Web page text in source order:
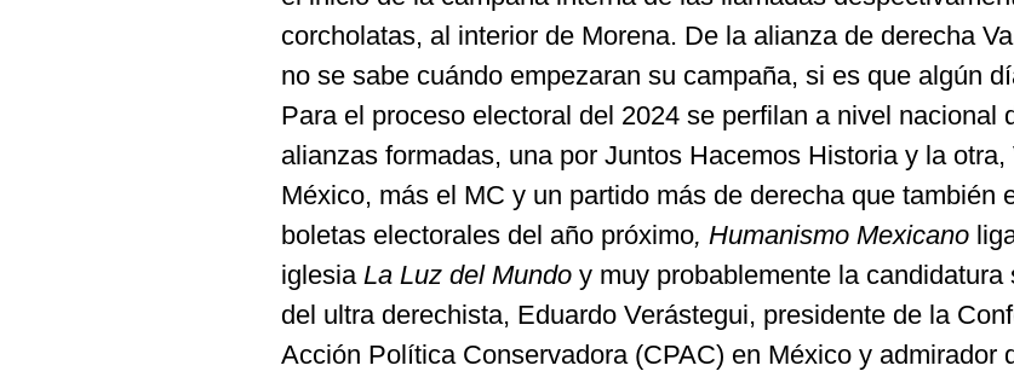
corcholatas, al interior de Morena. De la alianza de derecha
no se sabe cuándo empezaran su campaña, si es que algún
Para el proceso electoral del 2024 se perfilan a nivel nacional
alianzas formadas, una por Juntos Hacemos Historia y la otra,
México, más el MC y un partido más de derecha que también
boletas electorales del año próximo, Humanismo Mexicano
iglesia La Luz del Mundo y muy probablemente la candidatura
del ultra derechista, Eduardo Verástegui, presidente de la
Acción Política Conservadora (CPAC) en México y admirador